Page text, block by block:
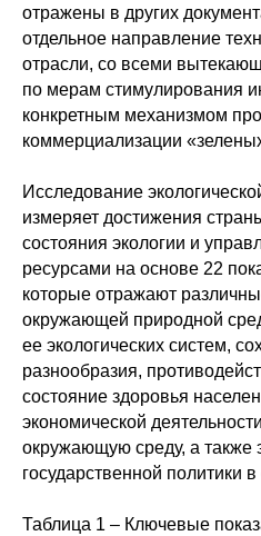
отражены в других
отдельное направление
отрасли, со всеми
по мерам стимулирования
конкретным механизмом
коммерциализации
Исследование
измеряет достижения
состояния экологии и
ресурсами на основе 22
которые отражают
окружающей природной
ее экологических систем,
разнообразия,
состояние здоровья
экономической
окружающую среду, а также
государственной политики в
Таблица 1 – Ключевые